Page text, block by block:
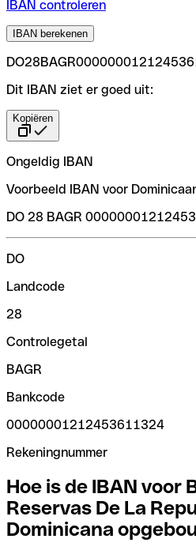
IBAN controleren
IBAN berekenen
Dit IBAN ziet er goed uit:
Kopiëren
Ongeldig IBAN
Voorbeeld IBAN voor
DO 28 BAGR
DO
Landcode
28
Controlegetal
BAGR
Bankcode
00000001212453611324
Rekeningnummer
Hoe is de IBAN voor
Reservas De La
Dominicana